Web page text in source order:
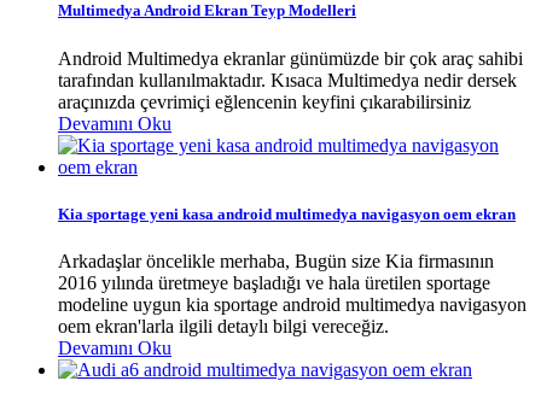
Multimedya Android Ekran Teyp Modelleri
Android Multimedya ekranlar günümüzde bir çok araç sahibi
tarafından kullanılmaktadır. Kısaca Multimedya nedir dersek
araçınızda çevrimiçi eğlencenin keyfini çıkarabilirsiniz
Devamını Oku
Kia sportage yeni kasa android multimedya navigasyon oem ekran
Arkadaşlar öncelikle merhaba, Bugün size Kia firmasının
2016 yılında üretmeye başladığı ve hala üretilen sportage
modeline uygun kia sportage android multimedya navigasyon
oem ekran'larla ilgili detaylı bilgi vereceğiz.
Devamını Oku